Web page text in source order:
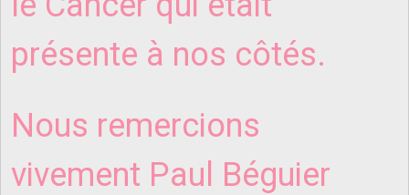
présente à nos côtés.
Nous remercions
vivement Paul Béguier